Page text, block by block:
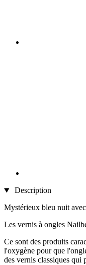
Description
Mystérieux bleu nuit
Les vernis à ongles
Ce sont des produits
l'oxygène pour que
des vernis classiques qui